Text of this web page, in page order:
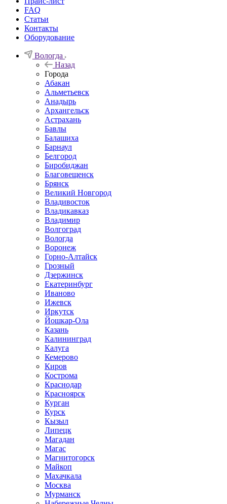
FAQ
Статьи
Контакты
Оборудование
Вологда
Назад
Города
Абакан
Альметьевск
Анадырь
Архангельск
Астрахань
Бавлы
Балашиха
Барнаул
Белгород
Биробиджан
Благовещенск
Брянск
Великий Новгород
Владивосток
Владикавказ
Владимир
Волгоград
Вологда
Воронеж
Горно-Алтайск
Грозный
Дзержинск
Екатеринбург
Иваново
Ижевск
Иркутск
Йошкар-Ола
Казань
Калининград
Калуга
Кемерово
Киров
Кострома
Краснодар
Красноярск
Курган
Курск
Кызыл
Липецк
Магадан
Магас
Магнитогорск
Майкоп
Махачкала
Москва
Мурманск